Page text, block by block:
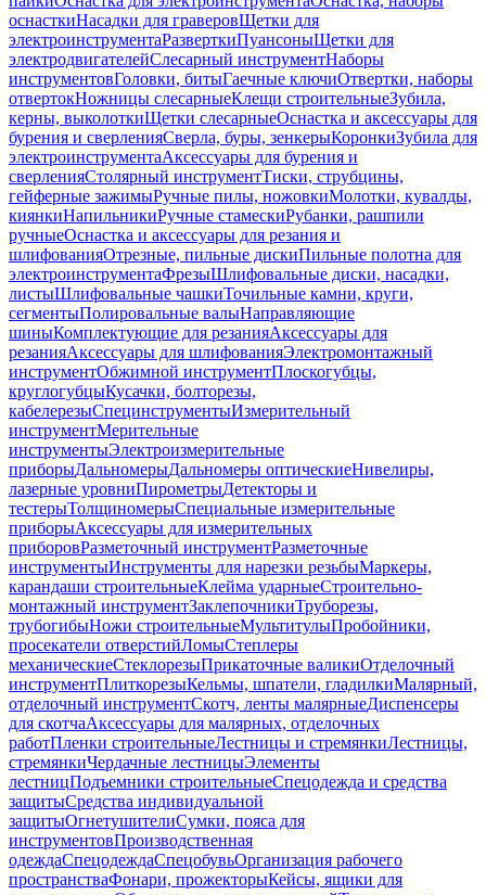
оснасткиНасадки для граверовЩетки для
электроинструментаРазверткиПуансоныЩетки для
электродвигателейСлесарный инструментНаборы
инструментовГоловки, битыГаечные ключиОтвертки, наборы
отвертокНожницы слесарныеКлещи строительныеЗубила,
керны, выколоткиЩетки слесарныеОснастка и аксессуары для
бурения и сверленияСверла, буры, зенкерыКоронкиЗубила для
электроинструментаАксессуары для бурения и
сверленияСтолярный инструментТиски, струбцины,
гейферные зажимыРучные пилы, ножовкиМолотки, кувалды,
киянкиНапильникиРучные стамескиРубанки, рашпили
ручныеОснастка и аксессуары для резания и
шлифованияОтрезные, пильные дискиПильные полотна для
электроинструментаФрезыШлифовальные диски, насадки,
листыШлифовальные чашкиТочильные камни, круги,
сегментыПолировальные валыНаправляющие
шиныКомплектующие для резанияАксессуары для
резанияАксессуары для шлифованияЭлектромонтажный
инструментОбжимной инструментПлоскогубцы,
круглогубцыКусачки, болторезы,
кабелерезыСпецинструментыИзмерительный
инструментМерительные
инструментыЭлектроизмерительные
приборыДальномерыДальномеры оптическиеНивелиры,
лазерные уровниПирометрыДетекторы и
тестерыТолщиномерыСпециальные измерительные
приборыАксессуары для измерительных
приборовРазметочный инструментРазметочные
инструментыИнструменты для нарезки резьбыМаркеры,
карандаши строительныеКлейма ударныеСтроительно-
монтажный инструментЗаклепочникиТруборезы,
трубогибыНожи строительныеМультитулыПробойники,
просекатели отверстийЛомыСтеплеры
механическиеСтеклорезыПрикаточные валикиОтделочный
инструментПлиткорезыКельмы, шпатели, гладилкиМалярный,
отделочный инструментСкотч, ленты малярныеДиспенсеры
для скотчаАксессуары для малярных, отделочных
работПленки строительныеЛестницы и стремянкиЛестницы,
стремянкиЧердачные лестницыЭлементы
лестницПодъемники строительныеСпецодежда и средства
защитыСредства индивидуальной
защитыОгнетушителиСумки, пояса для
инструментовПроизводственная
одеждаСпецодеждаСпецобувьОрганизация рабочего
пространстваФонари, прожекторыКейсы, ящики для